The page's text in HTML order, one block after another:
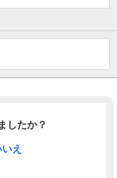
したか？
え